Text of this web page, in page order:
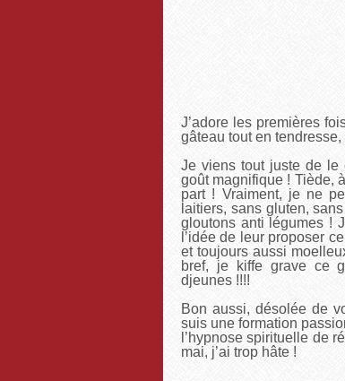
J’adore les premières
gâteau tout en
Je viens tout juste de le
goût magnifique ! Tiède,
part ! Vraiment, je ne
laitiers, sans gluten,
gloutons anti légumes !
l’idée de leur proposer
et toujours aussi
bref, je kiffe grave ce
djeunes !!!!
Bon aussi, désolée de
suis une formation
l’hypnose spirituelle de
mai, j’ai trop hâte !